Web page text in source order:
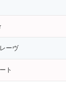
ーヴ
ト